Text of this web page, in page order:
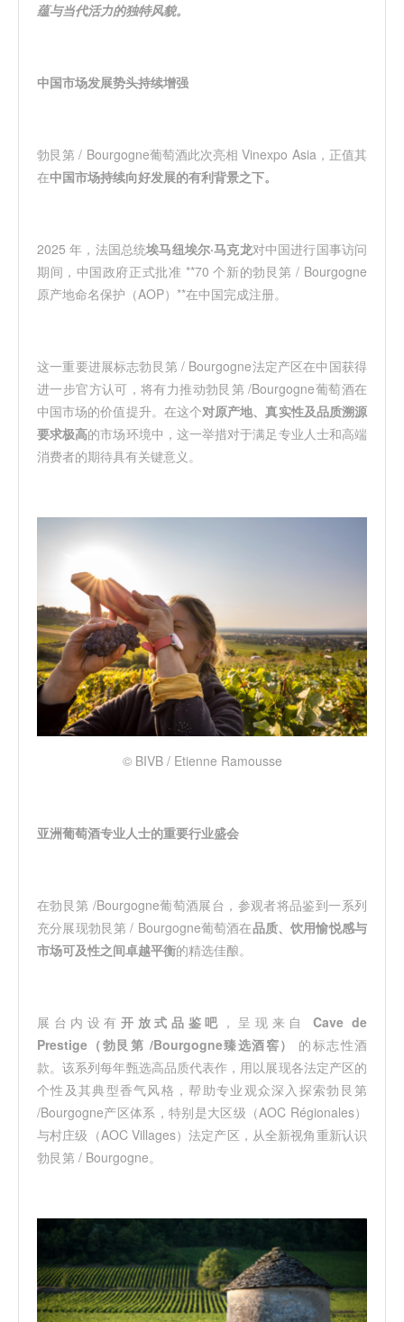
蕴与当代活力的独特风貌。
中国市场发展势头持续增强
勃艮第 / Bourgogne葡萄酒此次亮相 Vinexpo Asia，正值其
在中国市场持续向好发展的有利背景之下。
2025 年，法国总统埃马纽埃尔·马克龙对中国进行国事访问
期间，中国政府正式批准 **70 个新的勃艮第 / Bourgogne
原产地命名保护（AOP）**在中国完成注册。
这一重要进展标志勃艮第 / Bourgogne法定产区在中国获得
进一步官方认可，将有力推动勃艮第 /Bourgogne葡萄酒在
中国市场的价值提升。在这个对原产地、真实性及品质溯源
要求极高的市场环境中，这一举措对于满足专业人士和高端
消费者的期待具有关键意义。
© BIVB / Etienne Ramousse
亚洲葡萄酒专业人士的重要行业盛会
在勃艮第 /Bourgogne葡萄酒展台，参观者将品鉴到一系列
充分展现勃艮第 / Bourgogne葡萄酒在品质、饮用愉悦感与
市场可及性之间卓越平衡的精选佳酿。
展台内设有开放式品鉴吧 ，呈现来自
Cave de
Prestige（勃艮第 /Bourgogne臻选酒窖）
的标志性酒
款。该系列每年甄选高品质代表作，用以展现各法定产区的
个性及其典型香气风格，帮助专业观众深入探索勃艮第
/Bourgogne产区体系，特别是大区级（AOC Régionales）
与村庄级（AOC Villages）法定产区，从全新视角重新认识
勃艮第 / Bourgogne。